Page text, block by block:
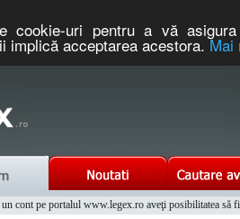
cookie-uri pentru a vă
implică acceptarea acestora.Mai
un cont pe portalul www.legex.ro aveţi posibilitatea
- Managementul Integrat al Parcului Auto